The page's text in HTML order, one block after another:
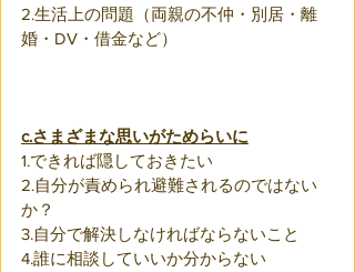
2.生活上の問題（両親の不仲・別居・離
婚・DV・借金など）
c.さまざまな思いがためらいに
1.できれば隠しておきたい
2.自分が責められ避難されるのではない
か？
3.自分で解決しなければならないこと
4.誰に相談していいか分からない